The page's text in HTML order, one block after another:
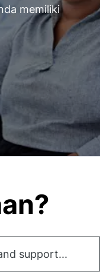
memiliki
support...